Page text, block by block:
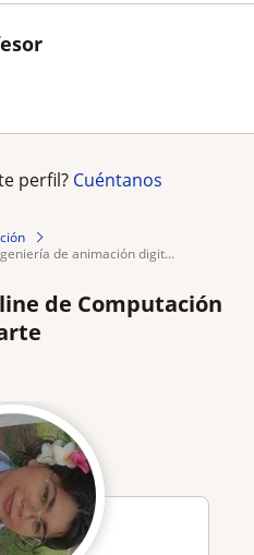
perfil? Cuéntanos
de animación digit...
de Computación